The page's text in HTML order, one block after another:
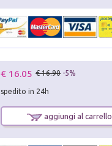
€ 16.05 € 16.90 -5%
spedito in 24h
aggiungi al carrello